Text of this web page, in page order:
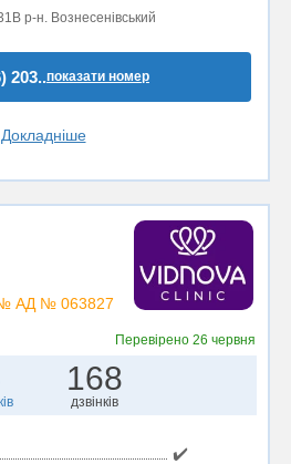
р-н. Вознесенівський
203..показати номер
Докладніше
№ АД № 063827
Перевірено26 червня
168
дзвінків
✔️